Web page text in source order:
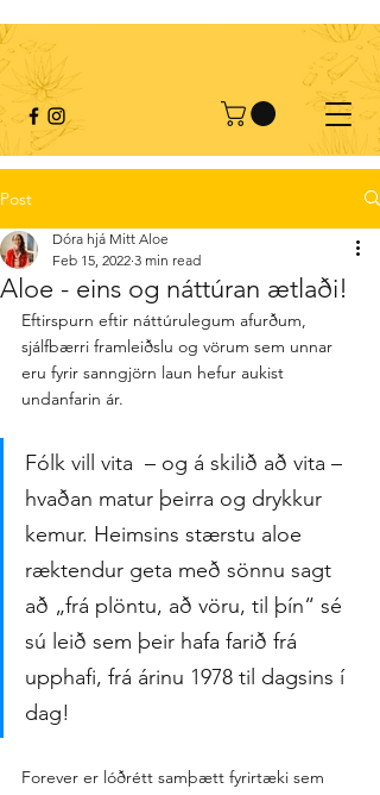
Post
Aloe - eins og náttúran ætlaði!
Dóra hjá Mitt Aloe
Feb 15, 2022 3 min read
Eftirspurn eftir náttúrulegum afurðum,
sjálfbærri framleiðslu og vörum sem unnar
eru fyrir sanngjörn laun hefur aukist
undanfarin ár.
Fólk vill vita  – og á skilið að vita –
hvaðan matur þeirra og drykkur
kemur. Heimsins stærstu aloe
ræktendur geta með sönnu sagt
að „frá plöntu, að vöru, til þín“ sé
sú leið sem þeir hafa farið frá
upphafi, frá árinu 1978 til dagsins í
dag!
Forever er lóðrétt samþætt fyrirtæki sem